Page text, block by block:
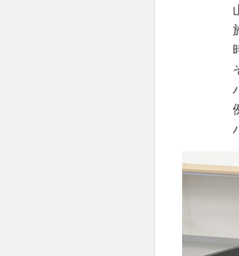
山口県
施設の
時間や
そして
ハンデ
例えば
ハンデ